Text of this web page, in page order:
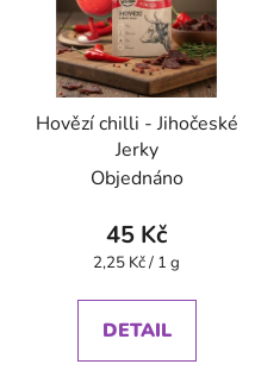
Hovězí chilli - Jihočeské
Jerky
Objednáno
45 Kč
Měrná
2,25 Kč / 1 g
DETAIL